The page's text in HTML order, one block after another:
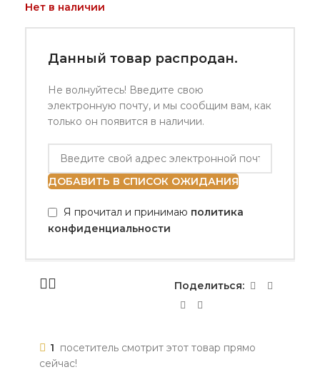
Нет в наличии
Данный товар распродан.
Не волнуйтесь! Введите свою
электронную почту, и мы сообщим вам, как
только он появится в наличии.
ДОБАВИТЬ В СПИСОК ОЖИДАНИЯ
Я прочитал и принимаю политика
конфиденциальности
Поделиться:
1 посетитель смотрит этот товар прямо
сейчас!